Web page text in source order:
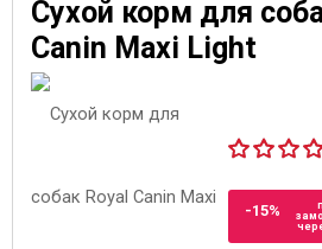
Сухой корм для
Canin Maxi Light
-15%